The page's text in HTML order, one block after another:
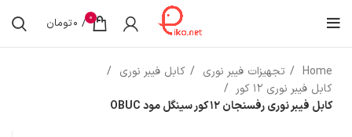
0
/
0تومان
Home تجهیزات فیبر نوری
کابل فیبر نوری
کابل فیبر نوری 12 کور
کابل فیبر نوری رفسنجان 12 کور سینگل مود OBUC